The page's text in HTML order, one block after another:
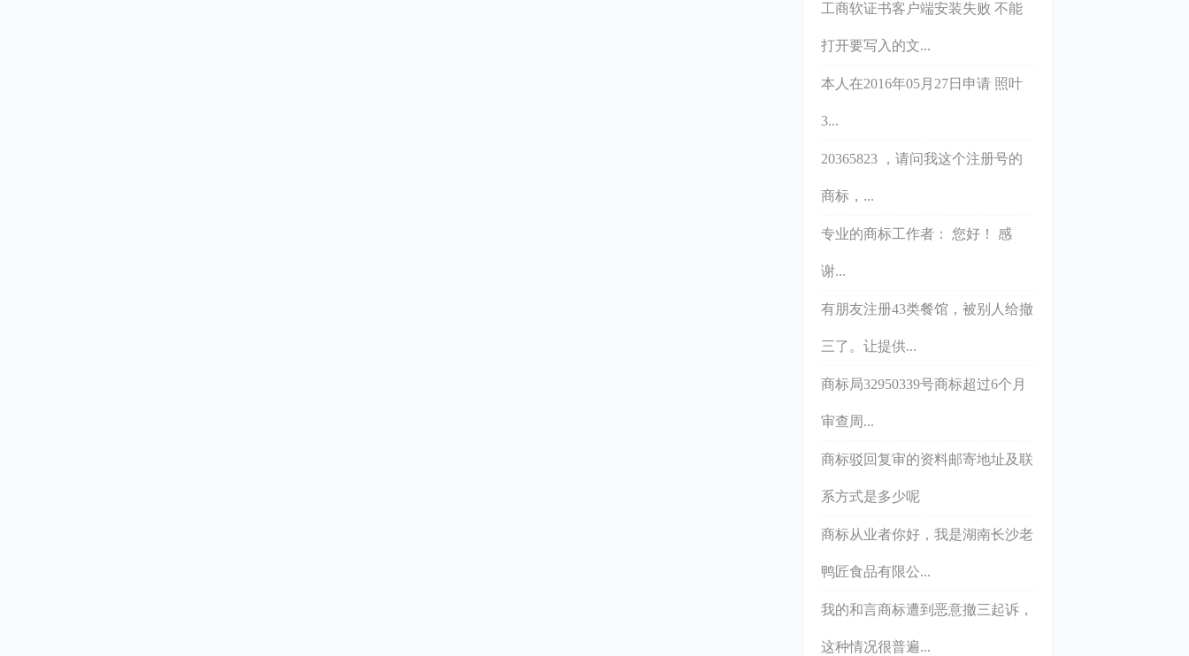
工商软证书客户端安装失败 不能
打开要写入的文...
本人在2016年05月27日申请 照叶
3...
20365823 ，请问我这个注册号的
商标，...
专业的商标工作者： 您好！ 感
谢...
有朋友注册43类餐馆，被别人给撤
三了。让提供...
商标局32950339号商标超过6个月
审查周...
商标驳回复审的资料邮寄地址及联
系方式是多少呢
商标从业者你好，我是湖南长沙老
鸭匠食品有限公...
我的和言商标遭到恶意撤三起诉，
这种情况很普遍...